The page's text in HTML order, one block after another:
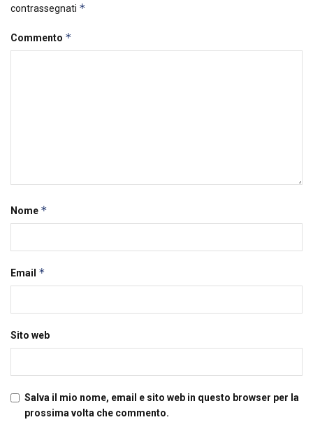
contrassegnati *
Commento *
Nome *
Email *
Sito web
Salva il mio nome, email e sito web in questo browser per la
prossima volta che commento.